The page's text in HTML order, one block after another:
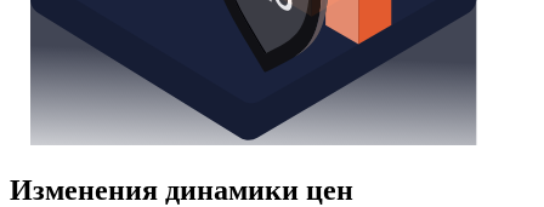
Изменения динамики цен